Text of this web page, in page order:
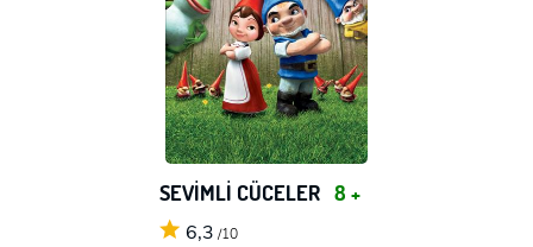
SEVİMLİ CÜCELER 8 +
6,3 /10